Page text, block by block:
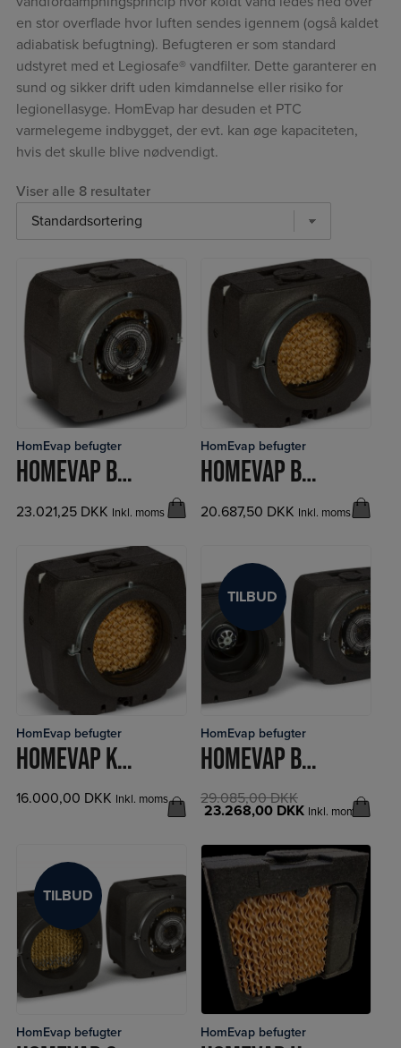
en stor overflade hvor luften sendes igennem (også kaldet
adiabatisk befugtning). Befugteren er som standard
udstyret med et Legiosafe® vandfilter. Dette garanterer en
sund og sikker drift uden kimdannelse eller risiko for
legionellasyge. HomEvap har desuden et PTC
varmelegeme indbygget, der evt. kan øge kapaciteten,
hvis det skulle blive nødvendigt.
Viser alle 8 resultater
LÆS MERE
HomEvap befugter
HOMEVAP BEFUGTER
23.021,25 DKK Inkl. moms
LÆS MERE
HomEvap befugter
HOMEVAP BEFUGTER EXCL. VARMELEGEME
20.687,50 DKK Inkl. moms
LÆS MERE
HomEvap befugter
HOMEVAP KØLER OG BEFUGTER
16.000,00 DKK Inkl. moms
TILBUD
TILBUD
LÆS MERE
HomEvap befugter
HOMEVAP BEFUGTER DIRECT
29.085,00DKK
23.268,00 DKK Inkl. moms
TILBUD
TILBUD
LÆS MERE
HomEvap befugter LÆS MERE
HomEvap befugter